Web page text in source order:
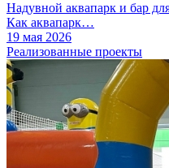
Надувной аквапарк и бар
Как аквапарк…
19 мая 2026
Реализованные проекты